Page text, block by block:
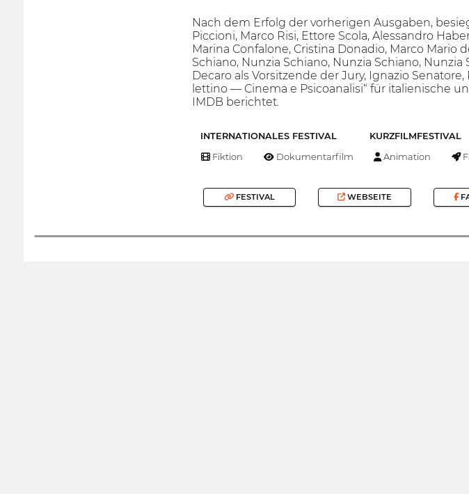
Nach dem Erfolg der vorherigen Ausgaben,
Piccioni, Marco Risi, Ettore Scola, Alessandro
Marina Confalone, Cristina Donadio, Marco Mario
Schiano, Nunzia Schiano, Nunzia Schiano,
Decaro als Vorsitzende der Jury, Ignazio
lettino — Cinema e Psicoanalisi“ für italienische
IMDB berichtet.
INTERNATIONALES FESTIVAL KURZFILMFESTIVAL
Fiktion Dokumentarfilm Animation
FESTIVAL WEBSEITE